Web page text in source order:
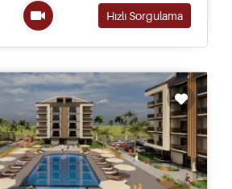
Hızlı Sorgulama